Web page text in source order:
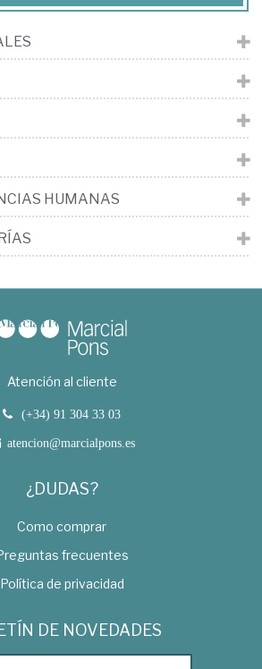
HUMANAS
Atención al cliente
(+34) 91 304 33 03
atencion@marcialpons.es
¿DUDAS?
Como comprar
frecuentes
Política de privacidad
DE NOVEDADES